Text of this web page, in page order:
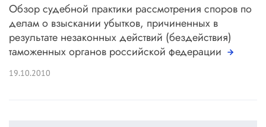
Обзор судебной практики рассмотрения споров по
делам о взыскании убытков, причиненных в
результате незаконных действий (бездействия)
таможенных органов российской федерации
19.10.2010